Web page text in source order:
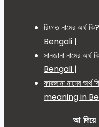
রিফাত নামের
Bengali |
সানজানা নামের
Bengali |
ফারজানা নামের
meaning in
আ দিয়ে